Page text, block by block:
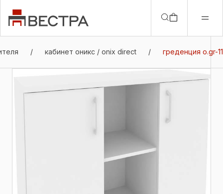
/ кабинет оникс / onix direct / греденция o.gr-11